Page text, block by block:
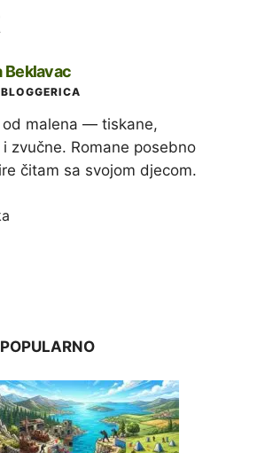
Beklavac
od malena — tiskane,
zvučne. Romane posebno
čitam sa svojom djecom.